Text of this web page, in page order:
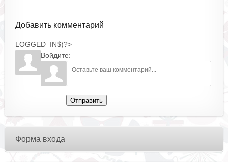
Добавить комментарий
LOGGED_IN$)?>
Войдите:
Отправить
Форма входа